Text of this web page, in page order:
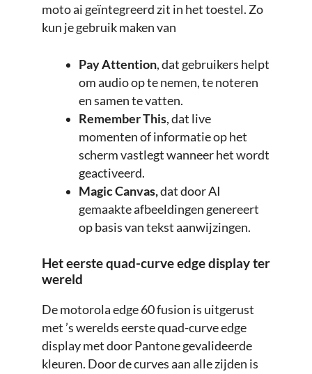
moto ai geïntegreerd zit in het toestel. Zo
kun je gebruik maken van
Pay Attention, dat gebruikers helpt
om audio op te nemen, te noteren
en samen te vatten.
Remember This, dat live
momenten of informatie op het
scherm vastlegt wanneer het wordt
geactiveerd.
Magic Canvas,dat door AI
gemaakte afbeeldingen genereert
op basis van tekst aanwijzingen.
Het eerste quad-curve edge display ter
wereld
De motorola edge 60 fusion is uitgerust
met ’s werelds eerste quad-curve edge
display met door Pantone gevalideerde
kleuren. Door de curves aan alle zijden is